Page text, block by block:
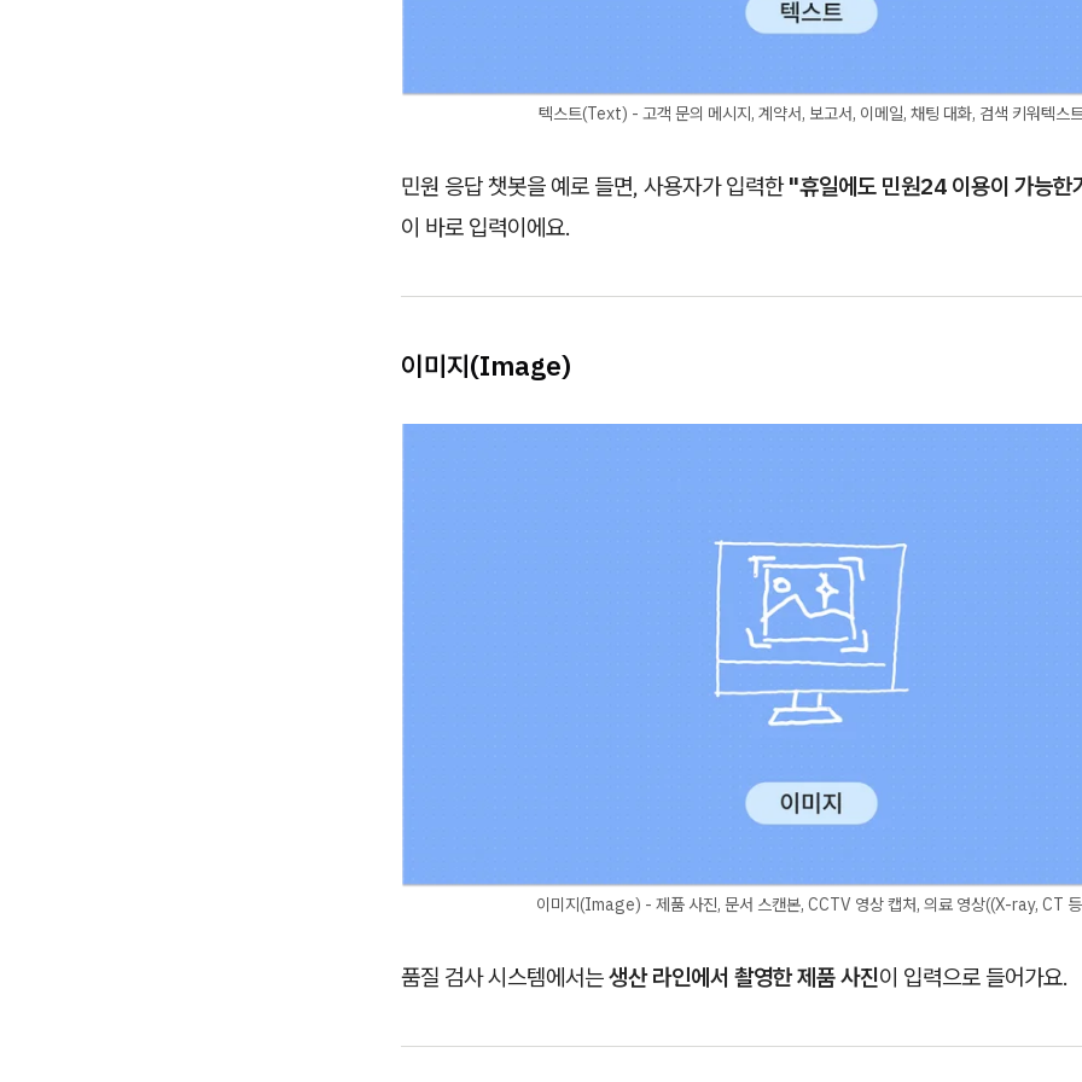
텍스트(Text) - 고객 문의 메시지, 계약서, 보고서, 이메일, 채팅 대화, 검색 키워텍스
민원 응답 챗봇을 예로 들면, 사용자가 입력한"휴일에도 민원24 이용이 가능한
이 바로 입력이에요.
이미지(Image)
이미지(Image) - 제품 사진, 문서 스캔본, CCTV 영상 캡처, 의료 영상((X-ray, CT
품질 검사 시스템에서는생산 라인에서 촬영한 제품 사진이 입력으로 들어가요.